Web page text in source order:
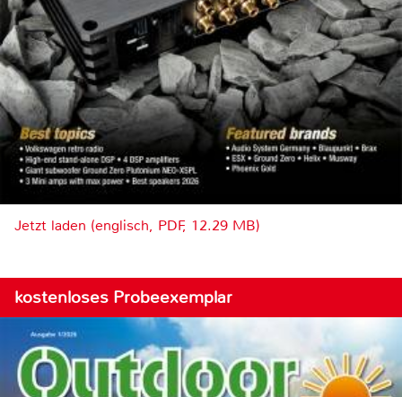
Jetzt laden (englisch, PDF, 12.29 MB)
kostenloses Probeexemplar